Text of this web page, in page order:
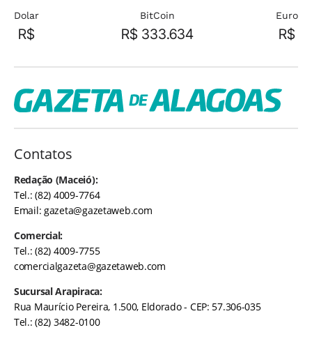
Dolar
R$
BitCoin
R$ 333.634
Euro
R$
Contatos
Redação (Maceió):
Tel.: (82) 4009-7764
Email:gazeta@gazetaweb.com
Comercial:
Tel.: (82) 4009-7755
comercialgazeta@gazetaweb.com
Sucursal Arapiraca:
Rua Maurício Pereira, 1.500, Eldorado - CEP: 57.306-035
Tel.: (82) 3482-0100